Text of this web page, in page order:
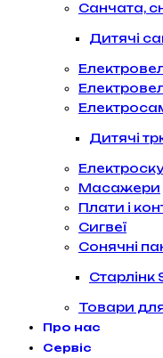
Санчата,
Дитячі
Дитячі
Масажери
Плати і
Сигвеї
Сонячні
Старлінк
Товари
Про нас
Сервіс